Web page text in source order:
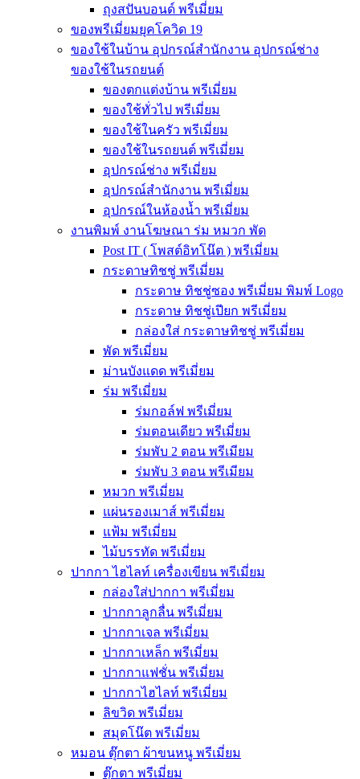
ถุงสปันบอนด์ พรีเมี่ยม
ของพรีเมี่ยมยุคโควิด 19
ของใช้ในบ้าน อุปกรณ์สำนักงาน อุปกรณ์ช่าง
ของใช้ในรถยนต์
ของตกแต่งบ้าน พรีเมี่ยม
ของใช้ทั่วไป พรีเมี่ยม
ของใช้ในครัว พรีเมี่ยม
ของใช้ในรถยนต์ พรีเมี่ยม
อุปกรณ์ช่าง พรีเมี่ยม
อุปกรณ์สำนักงาน พรีเมี่ยม
อุปกรณ์ในห้องน้ำ พรีเมี่ยม
งานพิมพ์ งานโฆษณา ร่ม หมวก พัด
Post IT ( โพสต์อิทโน๊ต ) พรีเมี่ยม
กระดาษทิชชู่ พรีเมี่ยม
กระดาษ ทิชชู่ซอง พรีเมี่ยม พิมพ์ Logo
กระดาษ ทิชชู่เปียก พรีเมี่ยม
กล่องใส่ กระดาษทิชชู่ พรีเมี่ยม
พัด พรีเมี่ยม
ม่านบังแดด พรีเมี่ยม
ร่ม พรีเมี่ยม
ร่มกอล์ฟ พรีเมี่ยม
ร่มตอนเดียว พรีเมี่ยม
ร่มพับ 2 ตอน พรีเมียม
ร่มพับ 3 ตอน พรีเมียม
หมวก พรีเมี่ยม
แผ่นรองเมาส์ พรีเมี่ยม
แฟ้ม พรีเมี่ยม
ไม้บรรทัด พรีเมี่ยม
ปากกา ไฮไลท์ เครื่องเขียน พรีเมี่ยม
กล่องใส่ปากกา พรีเมี่ยม
ปากกาลูกลื่น พรีเมี่ยม
ปากกาเจล พรีเมี่ยม
ปากกาเหล็ก พรีเมี่ยม
ปากกาแฟชั่น พรีเมี่ยม
ปากกาไฮไลท์ พรีเมี่ยม
ลิขวิด พรีเมี่ยม
สมุดโน๊ต พรีเมี่ยม
หมอน ตุ๊กตา ผ้าขนหนู พรีเมี่ยม
ตุ๊กตา พรีเมี่ยม